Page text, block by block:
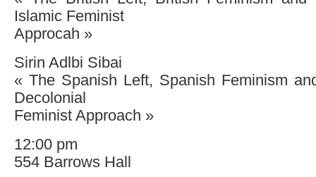
Islamic Feminist
Approcah »
Sirin Adlbi Sibai
« The Spanish Left, Spanish Feminism
Decolonial
Feminist Approach »
12:00 pm
554 Barrows Hall